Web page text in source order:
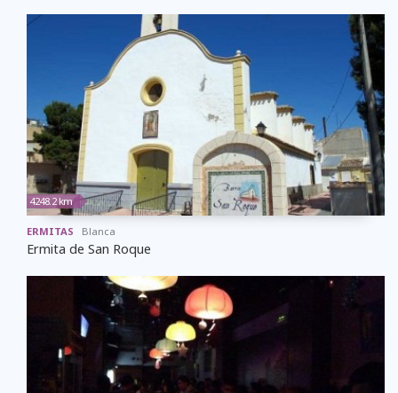
4248.2 km
ERMITAS Blanca
Ermita de San Roque